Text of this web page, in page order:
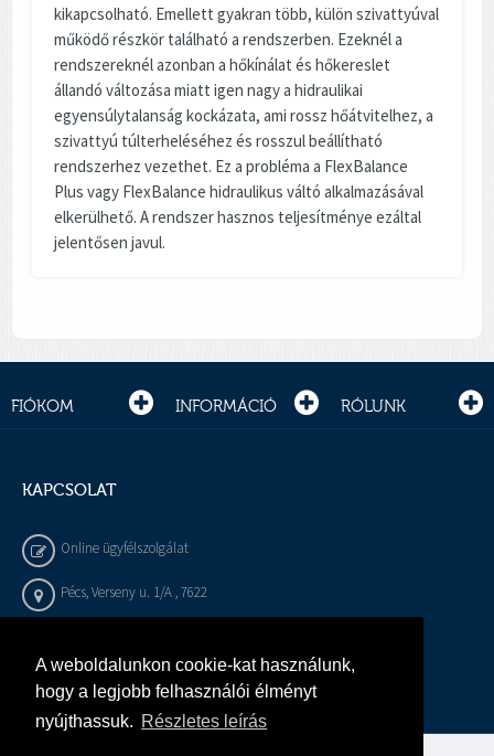
A weboldalunkon cookie-kat használunk,
hogy a legjobb felhasználói élményt
nyújthassuk. Részletes leírás
kikapcsolható. Emellett gyakran több, külön szivattyúval
működő részkör található a rendszerben. Ezeknél a
rendszereknél azonban a hőkínálat és hőkereslet
állandó változása miatt igen nagy a hidraulikai
egyensúlytalanság kockázata, ami rossz hőátvitelhez, a
szivattyú túlterheléséhez és rosszul beállítható
rendszerhez vezethet. Ez a probléma a FlexBalance
Plus vagy FlexBalance hidraulikus váltó alkalmazásával
elkerülhető. A rendszer hasznos teljesítménye ezáltal
jelentősen javul.
FIÓKOM INFORMÁCIÓ RÓLUNK
KAPCSOLAT
Online ügyfélszolgálat
Pécs, Verseny u. 1/A , 7622
info@gepeszbolt.hu